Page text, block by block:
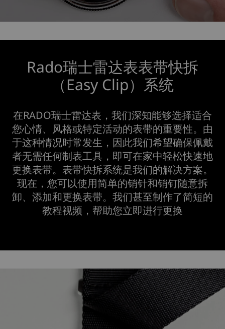
Rado瑞士雷达表表带快拆
（Easy Clip）系统
在RADO瑞士雷达表，我们深知能够选择适合
您心情、风格或特定活动的表带的重要性。由
于这种情况时常发生，因此我们希望确保佩戴
者无需任何制表工具，即可在家中轻松快速地
更换表带。表带快拆系统是我们的解决方案。
现在，您可以使用简单的销针和销钉随意拆
卸、添加和更换表带。我们甚至制作了简短的
教程视频，帮助您立即进行更换